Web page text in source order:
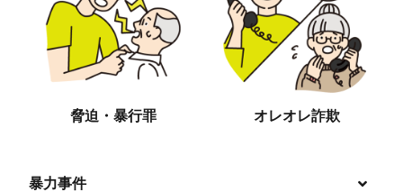
脅迫・暴行罪 オレオレ詐欺
暴力事件